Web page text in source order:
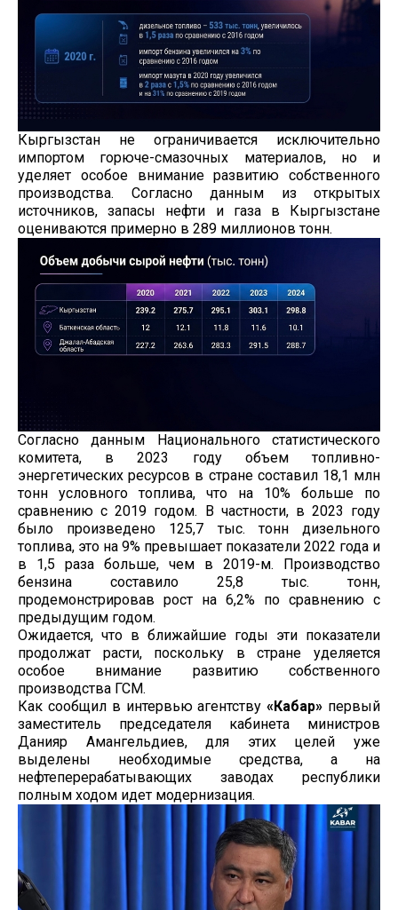
Кыргызстан не ограничивается исключительно
импортом горюче-смазочных материалов, но и
уделяет особое внимание развитию собственного
производства. Согласно данным из открытых
источников, запасы нефти и газа в Кыргызстане
оцениваются примерно в 289 миллионов тонн.
Согласно данным Национального статистического
комитета, в 2023 году объем топливно-
энергетических ресурсов в стране составил 18,1 млн
тонн условного топлива, что на 10% больше по
сравнению с 2019 годом. В частности, в 2023 году
было произведено 125,7 тыс. тонн дизельного
топлива, это на 9% превышает показатели 2022 года и
в 1,5 раза больше, чем в 2019-м. Производство
бензина составило 25,8 тыс. тонн,
продемонстрировав рост на 6,2% по сравнению с
предыдущим годом.
Ожидается, что в ближайшие годы эти показатели
продолжат расти, поскольку в стране уделяется
особое внимание развитию собственного
производства ГСМ.
Как сообщил в интервью агентству«Кабар» первый
заместитель председателя кабинета министров
Данияр Амангельдиев, для этих целей уже
выделены необходимые средства, а на
нефтеперерабатывающих заводах республики
полным ходом идет модернизация.